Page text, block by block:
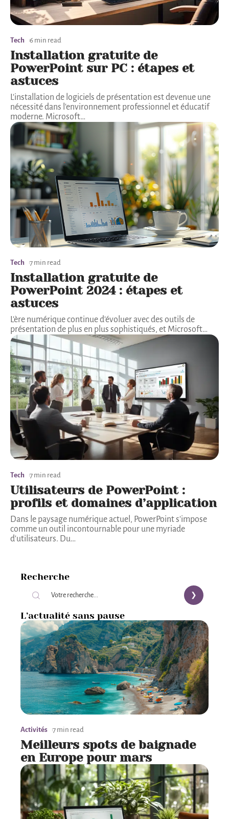
Tech 6 min read
Installation gratuite de
PowerPoint sur PC : étapes et
astuces
L'installation de logiciels de présentation est devenue une
nécessité dans l'environnement professionnel et éducatif
moderne. Microsoft…
Tech 7 min read
Installation gratuite de
PowerPoint 2024 : étapes et
astuces
L'ère numérique continue d'évoluer avec des outils de
présentation de plus en plus sophistiqués, et Microsoft…
Tech 7 min read
Utilisateurs de PowerPoint :
profils et domaines d’application
Dans le paysage numérique actuel, PowerPoint s'impose
comme un outil incontournable pour une myriade
d'utilisateurs. Du…
Recherche
L’actualité sans pause
Activités 7 min read
Meilleurs spots de baignade
en Europe pour mars